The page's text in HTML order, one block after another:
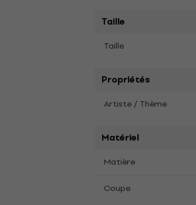
Taille
Taille
Propriétés
Artiste / Thème
Matériel
Matière
Coupe